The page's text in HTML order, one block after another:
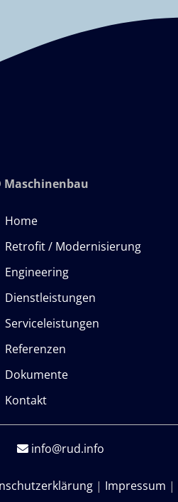
Maschinenbau
Home
Retrofit / Modernisierung
Engineering
Dienstleistungen
Serviceleistungen
Referenzen
Dokumente
Kontakt
info@rud.info
| Impressum |